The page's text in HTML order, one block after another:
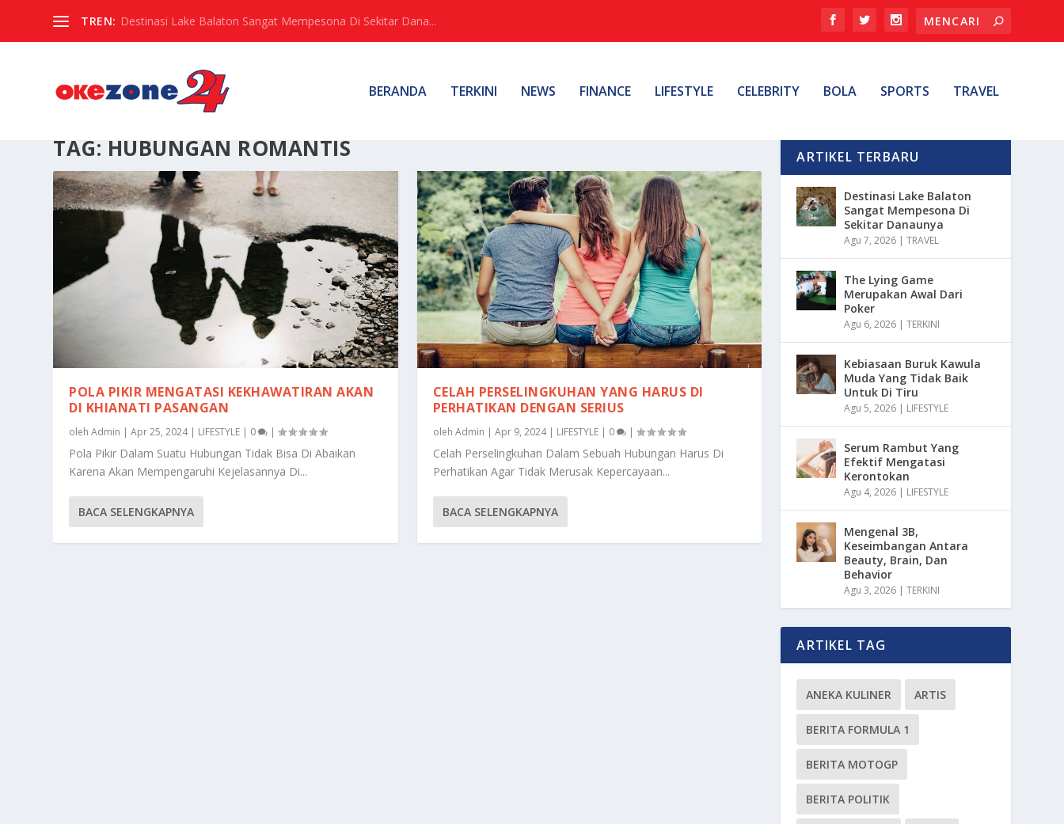
TREN: Destinasi Lake Balaton Sangat Mempesona Di Sekitar Dana...
BERANDA TERKINI NEWS FINANCE LIFESTYLE CELEBRITY BOLA SPORTS TRAVEL
TAG: HUBUNGAN ROMANTIS
POLA PIKIR MENGATASI KEKHAWATIRAN AKAN
DI KHIANATI PASANGAN
olehAdmin |Apr 25, 2024| LIFESTYLE | 0 |
Pola Pikir Dalam Suatu Hubungan Tidak Bisa Di Abaikan
Karena Akan Mempengaruhi Kejelasannya Di...
BACA SELENGKAPNYA
CELAH PERSELINGKUHAN YANG HARUS DI
PERHATIKAN DENGAN SERIUS
oleh Admin | Apr 9, 2024| LIFESTYLE| 0 |
Celah Perselingkuhan Dalam Sebuah Hubungan Harus Di
Perhatikan Agar Tidak Merusak Kepercayaan...
BACA SELENGKAPNYA
ARTIKEL TERBARU
Destinasi Lake Balaton
Sangat Mempesona Di
Sekitar Danaunya
Agu 7, 2026 |TRAVEL
The Lying Game
Merupakan Awal Dari
Poker
Agu 6, 2026 |TERKINI
Kebiasaan Buruk Kawula
Muda Yang Tidak Baik
Untuk Di Tiru
Agu 5, 2026 | LIFESTYLE
Serum Rambut Yang
Efektif Mengatasi
Kerontokan
Agu 4, 2026 | LIFESTYLE
Mengenal 3B,
Keseimbangan Antara
Beauty, Brain, Dan
Behavior
Agu 3, 2026 |TERKINI
ARTIKEL TAG
ANEKA KULINER ARTIS
BERITA FORMULA 1
BERITA MOTOGP
BERITA POLITIK